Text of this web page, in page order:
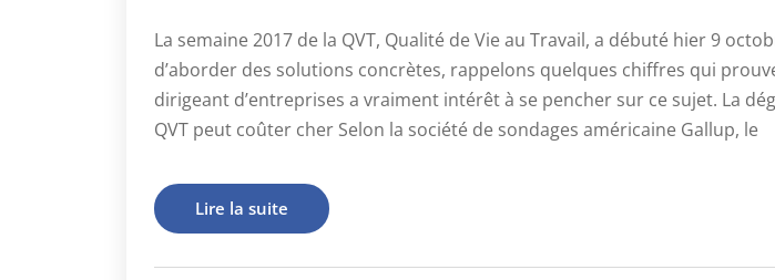
La semaine 2017 de la QVT, Qualité de Vie au Travail, a débuté hier 9
d’aborder des solutions concrètes, rappelons quelques chiffres qui
dirigeant d’entreprises a vraiment intérêt à se pencher sur ce sujet. La
QVT peut coûter cher Selon la société de sondages américaine Gallup, le
Lire la suite